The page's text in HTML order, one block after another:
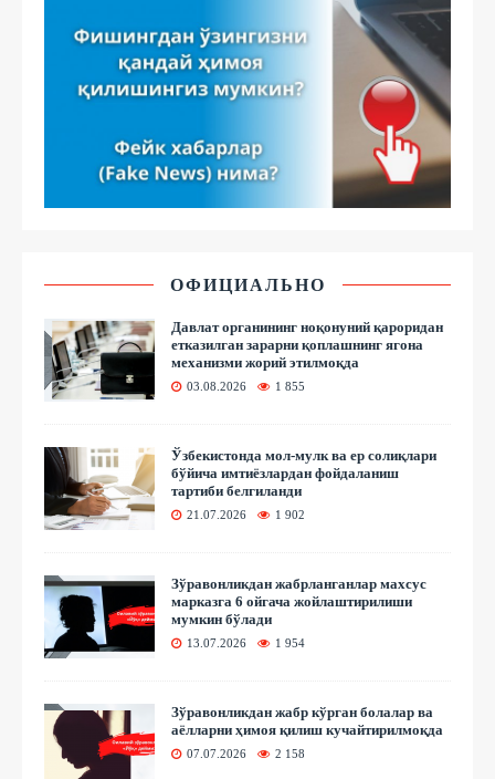
ОФИЦИАЛЬНО
Давлат органининг ноқонуний қароридан
етказилган зарарни қоплашнинг ягона
механизми жорий этилмоқда
03.08.2026 1 855
Ўзбекистонда мол-мулк ва ер солиқлари
бўйича имтиёзлардан фойдаланиш
тартиби белгиланди
21.07.2026 1 902
Зўравонликдан жабрланганлар махсус
марказга 6 ойгача жойлаштирилиши
мумкин бўлади
13.07.2026 1 954
Зўравонликдан жабр кўрган болалар ва
аёлларни ҳимоя қилиш кучайтирилмоқда
07.07.2026 2 158